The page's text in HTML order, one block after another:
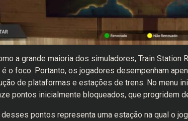
a grande maioria dos simuladores, Train Station
o foco. Portanto, os jogadores desempenham
de plataformas e estações de trens. No menu
pontos inicialmente bloqueados, que progridem
desses pontos representa uma estação na qual o